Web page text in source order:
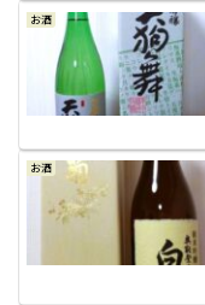
お酒
お酒